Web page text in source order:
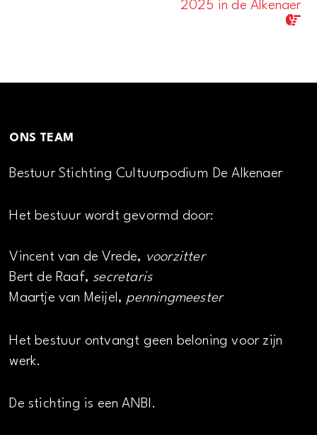
2025 in de Alkenaer
ONS TEAM
Bestuur Stichting Cultuurpodium De Alkenaer
Het bestuur wordt gevormd door:
Vincent van de Vrede, voorzitter
Bert de Raaf, secretaris
Maartje van Meijel, penningmeester
Het bestuur ontvangt geen beloning voor zijn
werk.
De stichting is een ANBI.